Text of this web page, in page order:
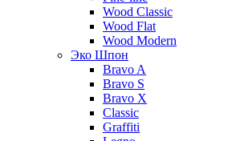
Wood Classic
Wood Flat
Wood Modern
Эко Шпон
Bravo A
Bravo S
Bravo X
Classic
Graffiti